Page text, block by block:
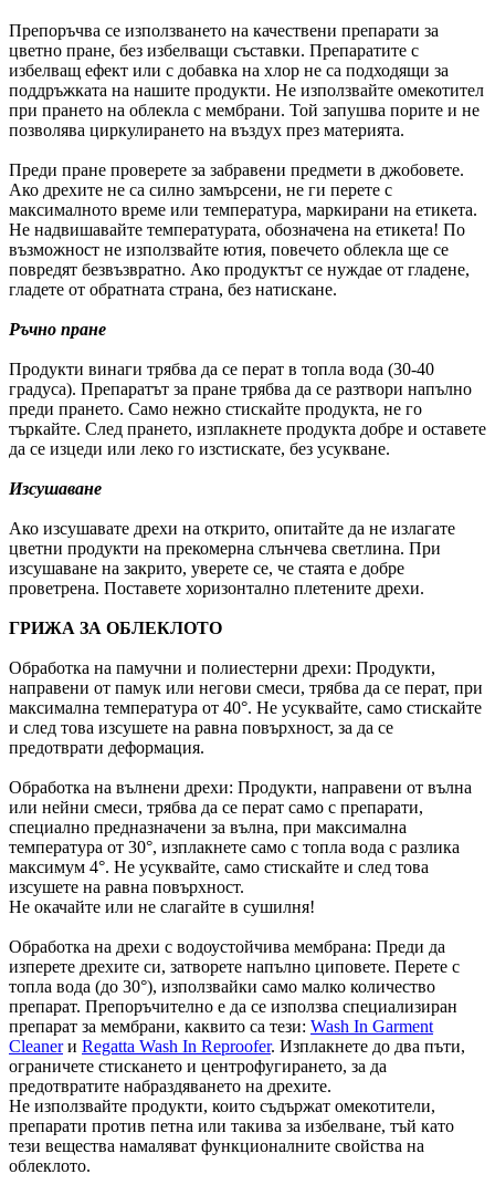
Препоръчва се използването на качествени препарати за
цветно пране, без избелващи съставки. Препаратите с
избелващ ефект или с добавка на хлор не са подходящи за
поддръжката на нашите продукти. Не използвайте омекотител
при прането на облекла с мембрани. Той запушва порите и не
позволява циркулирането на въздух през материята.
Преди пране проверете за забравени предмети в джобовете.
Ако дрехите не са силно замърсени, не ги перете с
максималното време или температура, маркирани на етикета.
Не надвишавайте температурата, обозначена на етикета! По
възможност не използвайте ютия, повечето облекла ще се
повредят безвъзвратно. Ако продуктът се нуждае от гладене,
гладете от обратната страна, без натискане.
Ръчно пране
Продукти винаги трябва да се перат в топла вода (30-40
градуса). Препаратът за пране трябва да се разтвори напълно
преди прането. Само нежно стискайте продукта, не го
търкайте. След прането, изплакнете продукта добре и оставете
да се изцеди или леко го изстискате, без усукване.
Изсушаване
Ако изсушавате дрехи на открито, опитайте да не излагате
цветни продукти на прекомерна слънчева светлина. При
изсушаване на закрито, уверете се, че стаята е добре
проветрена. Поставете хоризонтално плетените дрехи.
ГРИЖА ЗА ОБЛЕКЛОТО
Обработка на памучни и полиестерни дрехи: Продукти,
направени от памук или негови смеси, трябва да се перат, при
максимална температура от 40°. Не усуквайте, само стискайте
и след това изсушете на равна повърхност, за да се
предотврати деформация.
Обработка на вълнени дрехи: Продукти, направени от вълна
или нейни смеси, трябва да се перат само с препарати,
специално предназначени за вълна, при максимална
температура от 30°, изплакнете само с топла вода с разлика
максимум 4°. Не усуквайте, само стискайте и след това
изсушете на равна повърхност.
Не окачайте или не слагайте в сушилня!
Обработка на дрехи с водоустойчива мембрана: Преди да
изперете дрехите си, затворете напълно циповете. Перете с
топла вода (до 30°), използвайки само малко количество
препарат. Препоръчително е да се използва специализиран
препарат за мембрани, каквито са тези: Wash In Garment
Cleanerи Regatta Wash In Reproofer. Изплакнете до два пъти,
ограничете стискането и центрофугирането, за да
предотвратите набраздяването на дрехите.
Не използвайте продукти, които съдържат омекотители,
препарати против петна или такива за избелване, тъй като
тези вещества намаляват функционалните свойства на
облеклото.